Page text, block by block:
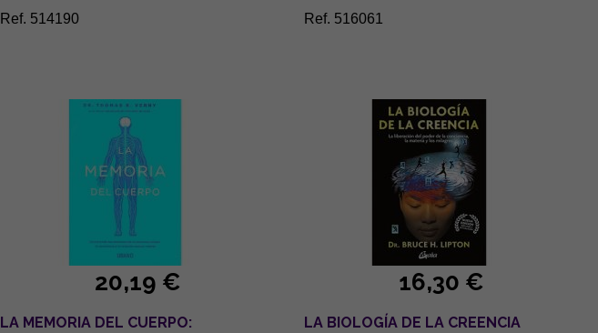
Ref. 514190 Ref. 516061
20,19 €
LA MEMORIA DEL CUERPO:
16,30 €
LA BIOLOGÍA DE LA CREENCIA